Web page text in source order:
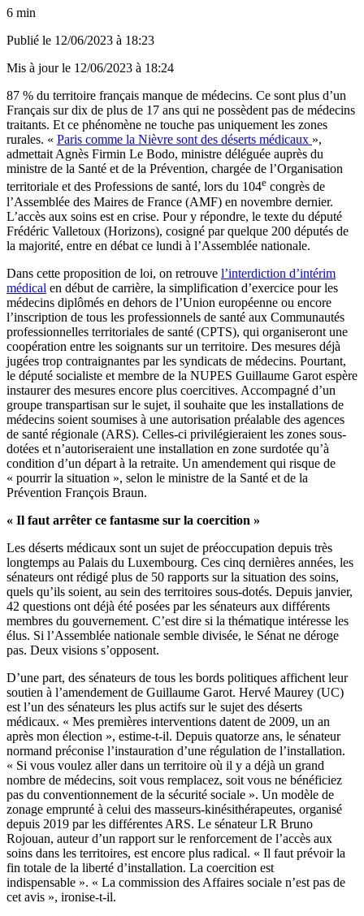
6 min
Publié le 12/06/2023 à 18:23
Mis à jour le 12/06/2023 à 18:24
87 % du territoire français manque de médecins. Ce sont plus d’un
Français sur dix de plus de 17 ans qui ne possèdent pas de médecins
traitants. Et ce phénomène ne touche pas uniquement les zones
rurales. « Paris comme la Nièvre sont des déserts médicaux »,
admettait Agnès Firmin Le Bodo, ministre déléguée auprès du
ministre de la Santé et de la Prévention, chargée de l’Organisation
territoriale et des Professions de santé, lors du 104e congrès de
l’Assemblée des Maires de France (AMF) en novembre dernier.
L’accès aux soins est en crise. Pour y répondre, le texte du député
Frédéric Valletoux (Horizons), cosigné par quelque 200 députés de
la majorité, entre en débat ce lundi à l’Assemblée nationale.
Dans cette proposition de loi, on retrouve l’interdiction d’intérim
médical en début de carrière, la simplification d’exercice pour les
médecins diplômés en dehors de l’Union européenne ou encore
l’inscription de tous les professionnels de santé aux Communautés
professionnelles territoriales de santé (CPTS), qui organiseront une
coopération entre les soignants sur un territoire. Des mesures déjà
jugées trop contraignantes par les syndicats de médecins. Pourtant,
le député socialiste et membre de la NUPES Guillaume Garot espère
instaurer des mesures encore plus coercitives. Accompagné d’un
groupe transpartisan sur le sujet, il souhaite que les installations de
médecins soient soumises à une autorisation préalable des agences
de santé régionale (ARS). Celles-ci privilégieraient les zones sous-
dotées et n’autoriseraient une installation en zone surdotée qu’à
condition d’un départ à la retraite. Un amendement qui risque de
« pourrir la situation », selon le ministre de la Santé et de la
Prévention François Braun.
« Il faut arrêter ce fantasme sur la coercition »
Les déserts médicaux sont un sujet de préoccupation depuis très
longtemps au Palais du Luxembourg. Ces cinq dernières années, les
sénateurs ont rédigé plus de 50 rapports sur la situation des soins,
quels qu’ils soient, au sein des territoires sous-dotés. Depuis janvier,
42 questions ont déjà été posées par les sénateurs aux différents
membres du gouvernement. C’est dire si la thématique intéresse les
élus. Si l’Assemblée nationale semble divisée, le Sénat ne déroge
pas. Deux visions s’opposent.
D’une part, des sénateurs de tous les bords politiques affichent leur
soutien à l’amendement de Guillaume Garot. Hervé Maurey (UC)
est l’un des sénateurs les plus actifs sur le sujet des déserts
médicaux. « Mes premières interventions datent de 2009, un an
après mon élection », estime-t-il. Depuis quatorze ans, le sénateur
normand préconise l’instauration d’une régulation de l’installation.
« Si vous voulez aller dans un territoire où il y a déjà un grand
nombre de médecins, soit vous remplacez, soit vous ne bénéficiez
pas du conventionnement de la sécurité sociale ». Un modèle de
zonage emprunté à celui des masseurs-kinésithérapeutes, organisé
depuis 2019 par les différentes ARS. Le sénateur LR Bruno
Rojouan, auteur d’un rapport sur le renforcement de l’accès aux
soins dans les territoires, est encore plus radical. « Il faut prévoir la
fin totale de la liberté d’installation. La coercition est
indispensable ». « La commission des Affaires sociale n’est pas de
cet avis », ironise-t-il.